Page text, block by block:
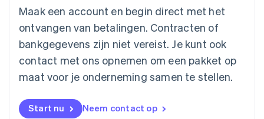
Maak een account en begin direct met het
ontvangen van betalingen. Contracten of
bankgegevens zijn niet vereist. Je kunt ook
contact met ons opnemen om een pakket op
maat voor je onderneming samen te stellen.
Start nu Neem contact op
English
Malta
English
Mexico
Nederland
NederlandsEnglish
English
Noorwegen